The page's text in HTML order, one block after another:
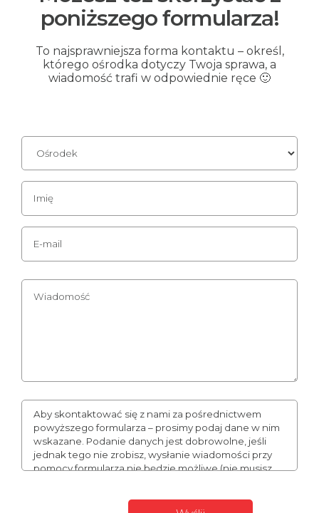
poniższego formularza!
To najsprawniejsza forma kontaktu – określ,
którego ośrodka dotyczy Twoja sprawa, a
wiadomość trafi w odpowiednie ręce 🙂
Aby skontaktować się z nami za pośrednictwem
powyższego formularza – prosimy podaj dane w nim
wskazane. Podanie danych jest dobrowolne, jeśli
jednak tego nie zrobisz, wysłanie wiadomości przy
pomocy formularza nie będzie możliwe (nie musisz
dane mogą stanowić Twoje dane osobowe. W takim